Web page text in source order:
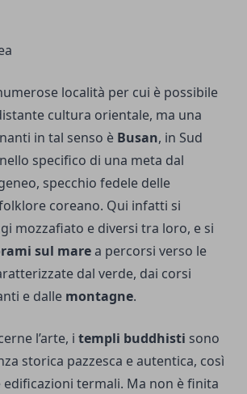
località per cui è possibile
cultura orientale, ma una
in tal senso è Busan, in Sud
specifico di una meta dal
specchio fedele delle
coreano. Qui infatti si
mozzafiato e diversi tra loro, e si
sul marea percorsi verso le
dal verde, dai corsi
e dalle montagne.
l’arte, i templi buddhisti sono
storica pazzesca e autentica, così
edificazioni termali. Ma non è finita